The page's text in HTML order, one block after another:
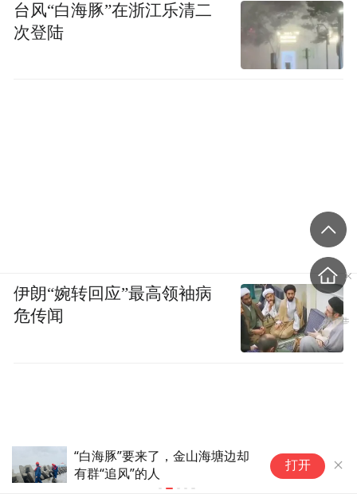
“白海豚”要来了，金山海塘边却
有群“追风”的人
打开
台风“白海豚”在浙江乐清二
次登陆
伊朗“婉转回应”最高领袖病
危传闻